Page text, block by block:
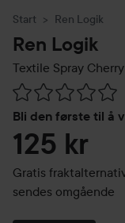
Start Ren Logik
Ren Logik
Textile Spray
Bli den første til å
Gå til Vurderinger &
125 kr
Gratis
sendes omgående